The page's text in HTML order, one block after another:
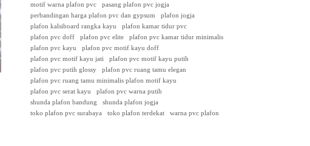
motif warna plafon pvc
pasang plafon pvc jogja
perbandingan harga plafon pvc dan gypsum
plafon jogja
plafon kalsiboard rangka kayu
plafon kamar tidur pvc
plafon pvc doff
plafon pvc elite
plafon pvc kamar tidur minimalis
plafon pvc kayu
plafon pvc motif kayu doff
plafon pvc motif kayu jati
plafon pvc motif kayu putih
plafon pvc putih glossy
plafon pvc ruang tamu elegan
plafon pvc ruang tamu minimalis plafon motif kayu
plafon pvc serat kayu
plafon pvc warna putih
shunda plafon bandung
shunda plafon jogja
toko plafon pvc surabaya
toko plafon terdekat warna pvc plafon